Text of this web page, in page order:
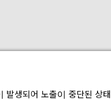
발생되어 노출이 중단된 상